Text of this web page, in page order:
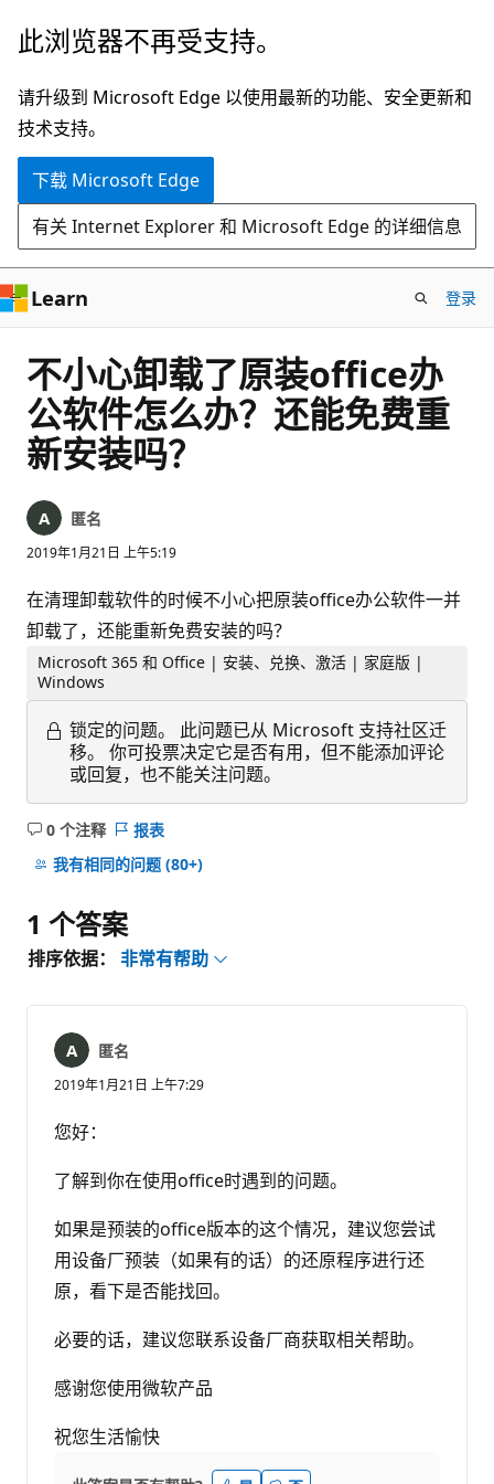
跳
主
要
内
此浏览器不再受支持。
请升级到 Microsoft Edge 以使用最新的功能、安全更新和
技术支持。
下载 Microsoft Edge
有关 Internet Explorer 和 Microsoft Edge 的详细信息
Learn 登录
不小心卸载了原装office办
公软件怎么办？还能免费重
新安装吗？
匿名
2019年1月21日 上午5:19
在清理卸载软件的时候不小心把原装office办公软件一并
卸载了，还能重新免费安装的吗？
Microsoft 365 和 Office | 安装、兑换、激活 | 家庭版 |
Windows
锁定的问题。
此问题已从 Microsoft 支持社区迁
移。 你可投票决定它是否有用，但不能添加评论
或回复，也不能关注问题。
0 个注释
无
注
报表
我有相同的问题 (80+)
1 个答案
排序依据： 非常有帮助
匿名
2019年1月21日 上午7:29
您好：
了解到你在使用office时遇到的问题。
如果是预装的office版本的这个情况，建议您尝试
用设备厂预装（如果有的话）的还原程序进行还
原，看下是否能找回。
必要的话，建议您联系设备厂商获取相关帮助。
感谢您使用微软产品
祝您生活愉快